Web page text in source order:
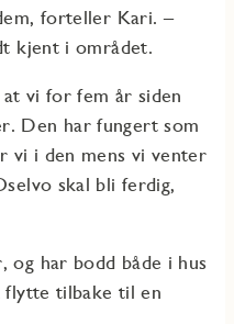
forteller Kari. –
kjent i området.
vi for fem år siden
Den har fungert som
vi i den mens vi venter
skal bli ferdig,
og har bodd både i hus
flytte tilbake til en